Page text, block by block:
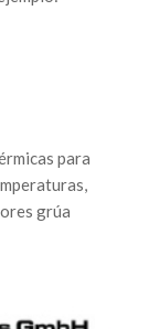
para
grúa